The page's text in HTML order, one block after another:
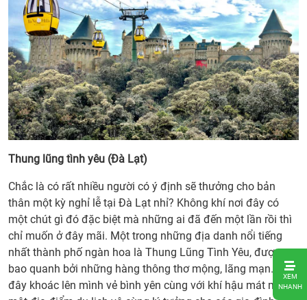
XEM
NHANH
1. Lễ
30/4
Thung lũng tình yêu (Đà Lạt)
Chắc là có rất nhiều người có ý định sẽ thưởng cho bản
thân một kỳ nghỉ lễ tại Đà Lạt nhỉ? Không khí nơi đây có
một chút gì đó đặc biệt mà những ai đã đến một lần rồi thì
chỉ muốn ở đây mãi. Một trong những địa danh nổi tiếng
nhất thành phố ngàn hoa là Thung Lũng Tình Yêu, được
bao quanh bởi những hàng thông thơ mộng, lãng mạn. Nơi
đây khoác lên mình vẻ bình yên cùng với khí hậu mát mẻ, là